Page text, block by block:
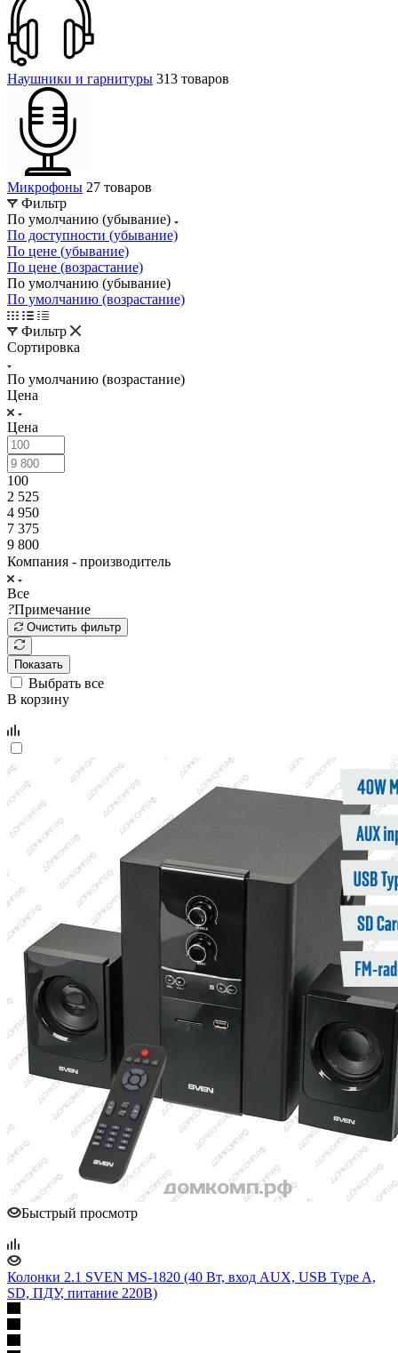
Наушники и гарнитуры 313 товаров
Микрофоны 27 товаров
Фильтр
По умолчанию (убывание)
По доступности (убывание)
По цене (убывание)
По цене (возрастание)
По умолчанию (убывание)
По умолчанию (возрастание)
Фильтр
Сортировка
По умолчанию (возрастание)
Цена
Цена
100
2 525
4 950
7 375
9 800
Компания - производитель
Все
?Примечание
Очистить фильтр
Показать
Выбрать все
В корзину
Быстрый просмотр
Колонки 2.1 SVEN MS-1820 (40 Вт, вход AUX, USB Type A,
SD, ПДУ, питание 220В)